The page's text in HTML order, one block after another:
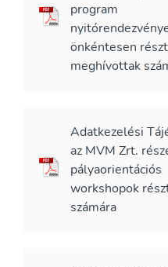
program
önkéntesen
meghívottak
Adatkezelési
az MVM Zrt.
pályaorientációs
workshopok
számára